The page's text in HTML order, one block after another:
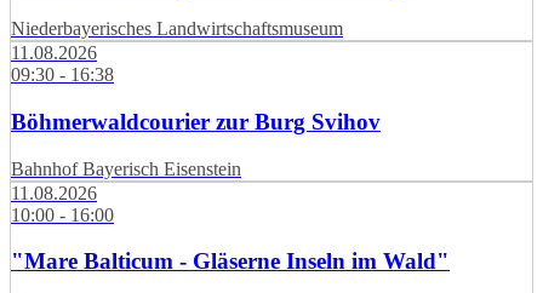
Niederbayerisches Landwirtschaftsmuseum
11.08.2026
09:30 - 16:38
Böhmerwaldcourier zur Burg Svihov
Bahnhof Bayerisch Eisenstein
11.08.2026
10:00 - 16:00
"Mare Balticum - Gläserne Inseln im Wald"